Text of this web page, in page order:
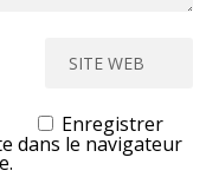
Enregistrer
dans le navigateur